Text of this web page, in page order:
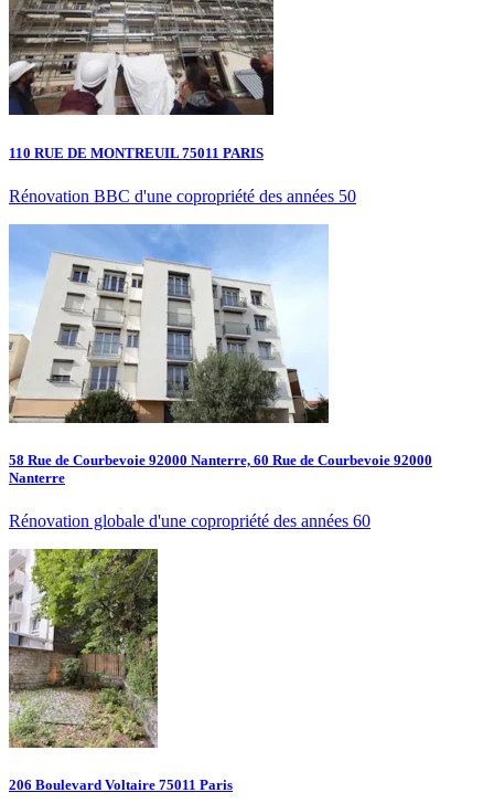
110 RUE DE MONTREUIL 75011 PARIS
Rénovation BBC d'une copropriété des années 50
58 Rue de Courbevoie 92000 Nanterre, 60 Rue de Courbevoie 92000
Nanterre
Rénovation globale d'une copropriété des années 60
206 Boulevard Voltaire 75011 Paris